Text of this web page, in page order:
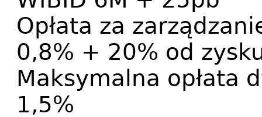
Opłata za
0,8% + 20% od
Maksymalna opłata
1,5%